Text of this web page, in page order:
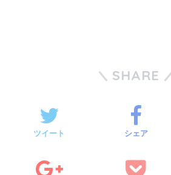
SHARE
ツイート シェア